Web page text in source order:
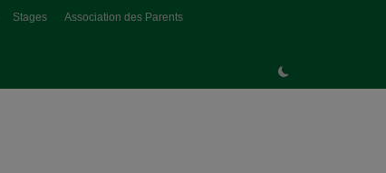
Stages Association des Parents